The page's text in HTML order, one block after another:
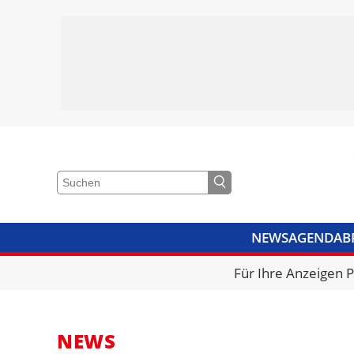
NEWSAGENDA
VIDEOSBIBLIOTHEK
Für Ihre Anzeigen
NEWS